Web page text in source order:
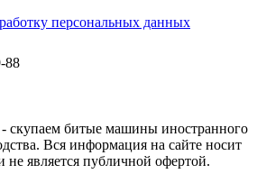
персональных данных
88
скупаем битые машины иностранного
Вся информация на сайте носит
не является публичной офертой.